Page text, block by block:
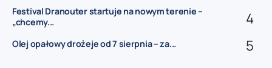
Festival Dranouter startuje na nowym terenie –
„chcemy...
Olej opałowy drożeje od 7 sierpnia – za...